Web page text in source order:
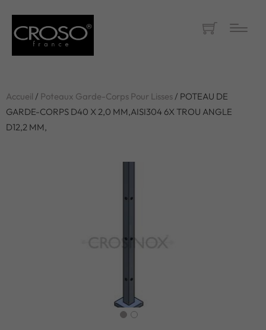
Accueil / Poteaux Garde-Corps Pour Lisses/ POTEAU DE
GARDE-CORPS D40 X 2,0 MM,AISI304 6X TROU ANGLE
D12,2 MM,